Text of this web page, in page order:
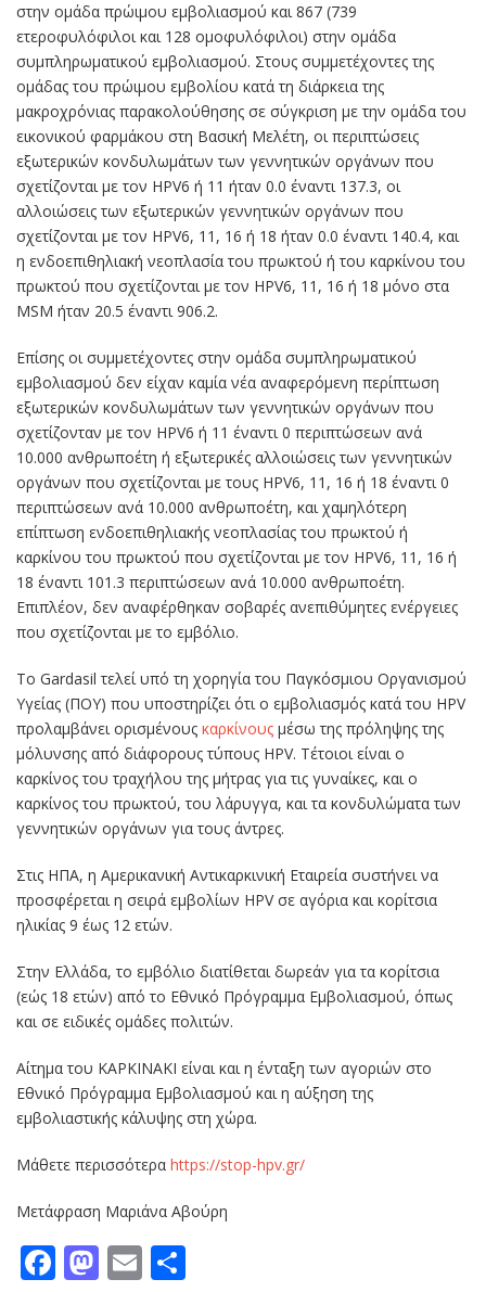
στην ομάδα πρώιμου εμβολιασμού και 867 (739
ετεροφυλόφιλοι και 128 ομοφυλόφιλοι) στην ομάδα
συμπληρωματικού εμβολιασμού. Στους συμμετέχοντες της
ομάδας του πρώιμου εμβολίου κατά τη διάρκεια της
μακροχρόνιας παρακολούθησης σε σύγκριση με την ομάδα του
εικονικού φαρμάκου στη Βασική Μελέτη, οι περιπτώσεις
εξωτερικών κονδυλωμάτων των γεννητικών οργάνων που
σχετίζονται με τον HPV6 ή 11 ήταν 0.0 έναντι 137.3, οι
αλλοιώσεις των εξωτερικών γεννητικών οργάνων που
σχετίζονται με τον HPV6, 11, 16 ή 18 ήταν 0.0 έναντι 140.4, και
η ενδοεπιθηλιακή νεοπλασία του πρωκτού ή του καρκίνου του
πρωκτού που σχετίζονται με τον HPV6, 11, 16 ή 18 μόνο στα
MSM ήταν 20.5 έναντι 906.2.
Επίσης οι συμμετέχοντες στην ομάδα συμπληρωματικού
εμβολιασμού δεν είχαν καμία νέα αναφερόμενη περίπτωση
εξωτερικών κονδυλωμάτων των γεννητικών οργάνων που
σχετίζονταν με τον HPV6 ή 11 έναντι 0 περιπτώσεων ανά
10.000 ανθρωποέτη ή εξωτερικές αλλοιώσεις των γεννητικών
οργάνων που σχετίζονται με τους HPV6, 11, 16 ή 18 έναντι 0
περιπτώσεων ανά 10.000 ανθρωποέτη, και χαμηλότερη
επίπτωση ενδοεπιθηλιακής νεοπλασίας του πρωκτού ή
καρκίνου του πρωκτού που σχετίζονται με τον HPV6, 11, 16 ή
18 έναντι 101.3 περιπτώσεων ανά 10.000 ανθρωποέτη.
Επιπλέον, δεν αναφέρθηκαν σοβαρές ανεπιθύμητες ενέργειες
που σχετίζονται με το εμβόλιο.
Το Gardasil τελεί υπό τη χορηγία του Παγκόσμιου Οργανισμού
Υγείας (ΠΟΥ) που υποστηρίζει ότι ο εμβολιασμός κατά του HPV
προλαμβάνει ορισμένους καρκίνους μέσω της πρόληψης της
μόλυνσης από διάφορους τύπους HPV. Τέτοιοι είναι ο
καρκίνος του τραχήλου της μήτρας για τις γυναίκες, και ο
καρκίνος του πρωκτού, του λάρυγγα, και τα κονδυλώματα των
γεννητικών οργάνων για τους άντρες.
Στις ΗΠΑ, η Αμερικανική Αντικαρκινική Εταιρεία συστήνει να
προσφέρεται η σειρά εμβολίων HPV σε αγόρια και κορίτσια
ηλικίας 9 έως 12 ετών.
Στην Ελλάδα, το εμβόλιο διατίθεται δωρεάν για τα κορίτσια
(εώς 18 ετών) από το Εθνικό Πρόγραμμα Εμβολιασμού, όπως
και σε ειδικές ομάδες πολιτών.
Αίτημα του ΚΑΡΚΙΝΑΚΙ είναι και η ένταξη των αγοριών στο
Εθνικό Πρόγραμμα Εμβολιασμού και η αύξηση της
εμβολιαστικής κάλυψης στη χώρα.
Μάθετε περισσότερα https://stop-hpv.gr/
Μετάφραση Μαριάνα Αβούρη
Facebook
Mastodon
Email